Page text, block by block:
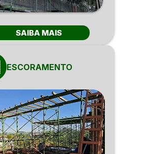
SAIBA MAIS
ESCORAMENTO